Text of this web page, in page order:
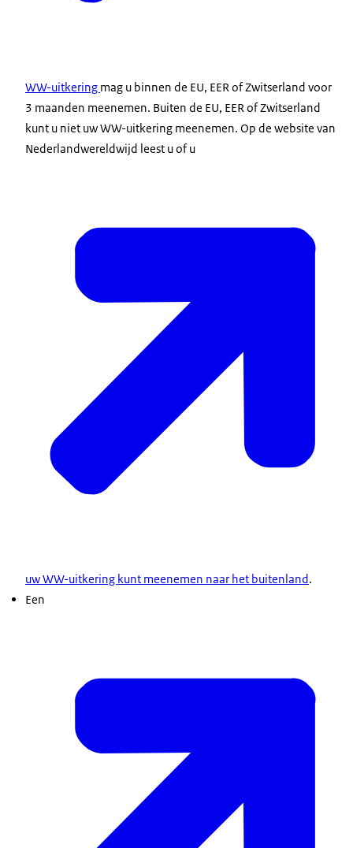
WW-uitkering mag u binnen de EU, EER of Zwitserland voor
3 maanden meenemen. Buiten de EU, EER of Zwitserland
kunt u niet uw WW-uitkering meenemen. Op de website van
Nederlandwereldwijd leest u of u
uw WW-uitkering kunt meenemen naar het buitenland.
Een